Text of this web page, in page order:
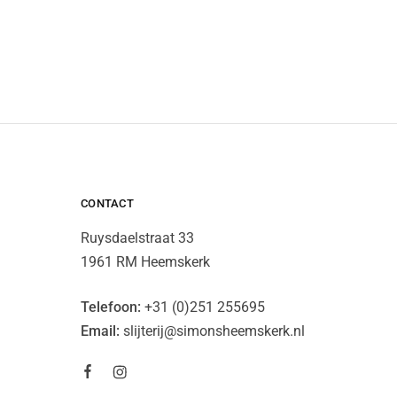
CONTACT
Ruysdaelstraat 33
1961 RM Heemskerk
Telefoon: +31 (0)251 255695
Email: slijterij@simonsheemskerk.nl